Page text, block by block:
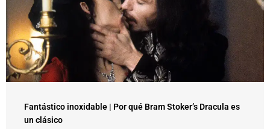
Fantástico inoxidable | Por qué Bram Stoker’s Dracula es
un clásico